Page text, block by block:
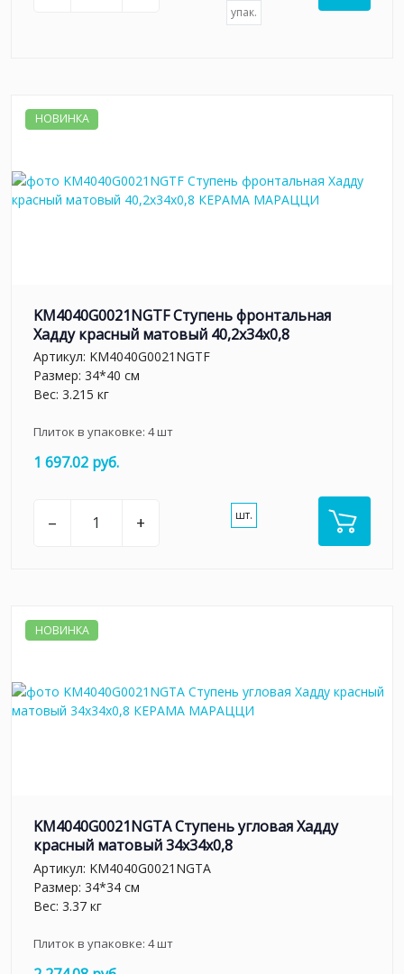
упак.
НОВИНКА
KM4040G0021NGTF Ступень фронтальная
Хадду красный матовый 40,2x34x0,8
Артикул: KM4040G0021NGTF
Размер: 34*40 см
Вес: 3.215 кг
Плиток в упаковке: 4шт
1 697.02 руб.
– + шт.
НОВИНКА
KM4040G0021NGTA Ступень угловая Хадду
красный матовый 34x34x0,8
Артикул: KM4040G0021NGTA
Размер: 34*34 см
Вес: 3.37 кг
Плиток в упаковке: 4шт